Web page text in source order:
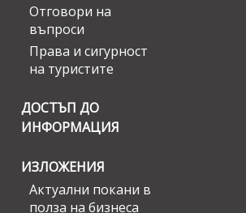
Отговори на
въпроси
Права и сигурност
на туристите
ДОСТЪП ДО
ИНФОРМАЦИЯ
ИЗЛОЖЕНИЯ
Актуални покани в
полза на бизнеса